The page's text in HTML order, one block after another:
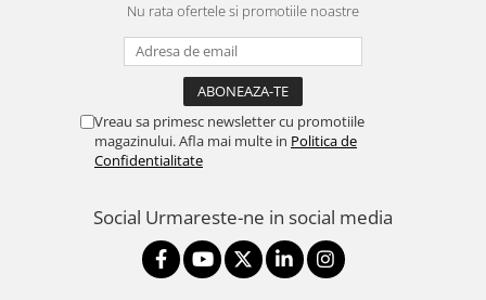
Nu rata ofertele si promotiile noastre
Vreau sa primesc newsletter cu promotiile
magazinului. Afla mai multe in Politica de
Confidentialitate
Social Urmareste-ne in social media